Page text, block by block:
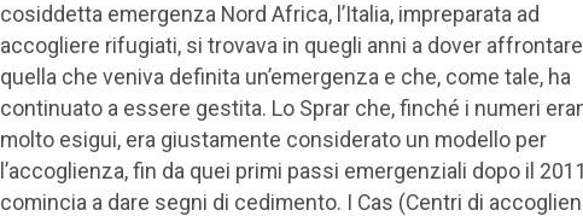
cosiddetta emergenza Nord Africa, l’Italia, impreparata ad
accogliere rifugiati, si trovava in quegli anni a dover affrontare
quella che veniva definita un’emergenza e che, come tale, ha
continuato a essere gestita. Lo Sprar che, finché i numeri
molto esigui, era giustamente considerato un modello per
l’accoglienza, fin da quei primi passi emergenziali dopo il
comincia a dare segni di cedimento. I Cas (Centri di